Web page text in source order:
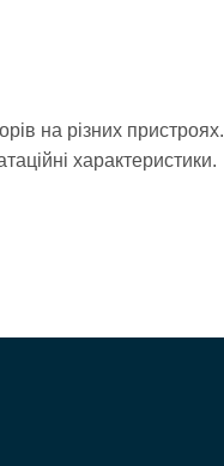
на різних пристроях.
характеристики.